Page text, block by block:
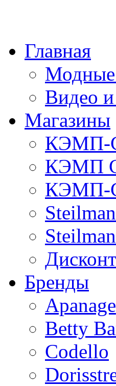
Главная
Модные
Видео
Магазины
КЭМП-
КЭМП
КЭМП-
Бренды
Apanage
Betty
Codello